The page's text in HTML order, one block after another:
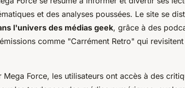
et des analyses poussées. Le site se
l'univers des médias geek, grâce à des
comme "Carrément Retro" qui
Mega Force, les utilisateurs ont accès à des